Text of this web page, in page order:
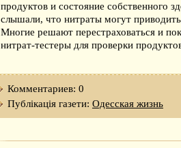
продуктов и состояние собственного
слышали, что нитраты могут
Многие решают перестраховаться и
нитрат-тестеры для проверки
Комментариев: 0
Публікація газети: Одесская жизнь